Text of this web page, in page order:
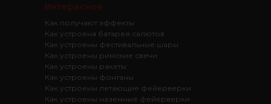
Интересное
Как получают эффекты
Как устроена батарея салютов
Как устроены фестивальные шары
Как устроены римские свечи
Как устроены ракеты
Как устроены фонтаны
Как устроены летающие фейерверки
Как устроены наземные фейерверки